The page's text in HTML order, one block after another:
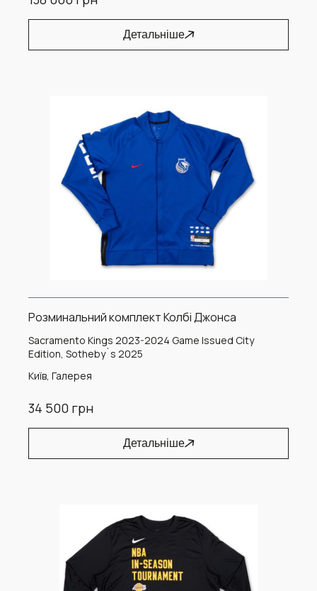
Детальніше
Розминальний комплект Колбі Джонса
Sacramento Kings 2023-2024 Game Issued City
Edition, Sotheby`s 2025
Київ, Галерея
34 500 грн
Детальніше